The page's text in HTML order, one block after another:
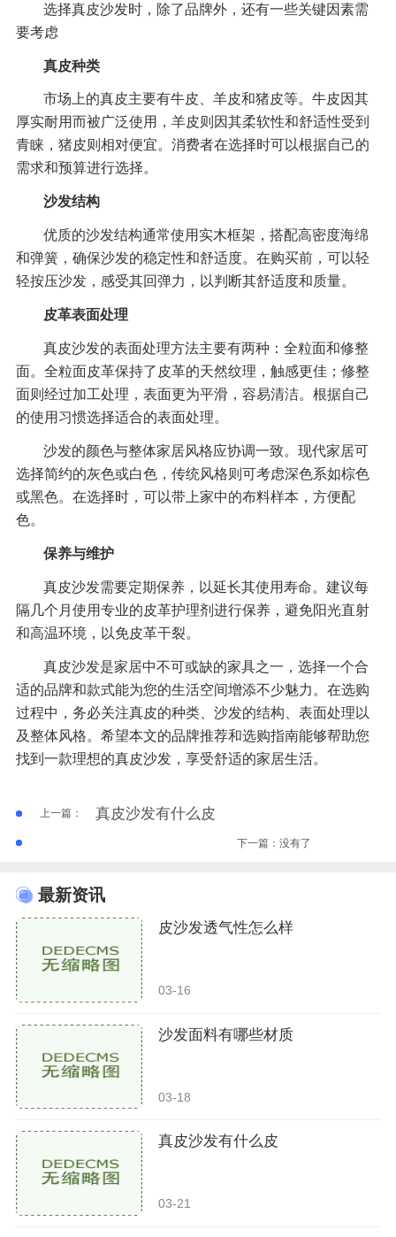
选择真皮沙发时，除了品牌外，还有一些关键因素需
要考虑
真皮种类
市场上的真皮主要有牛皮、羊皮和猪皮等。牛皮因其
厚实耐用而被广泛使用，羊皮则因其柔软性和舒适性受到
青睐，猪皮则相对便宜。消费者在选择时可以根据自己的
需求和预算进行选择。
沙发结构
优质的沙发结构通常使用实木框架，搭配高密度海绵
和弹簧，确保沙发的稳定性和舒适度。在购买前，可以轻
轻按压沙发，感受其回弹力，以判断其舒适度和质量。
皮革表面处理
真皮沙发的表面处理方法主要有两种：全粒面和修整
面。全粒面皮革保持了皮革的天然纹理，触感更佳；修整
面则经过加工处理，表面更为平滑，容易清洁。根据自己
的使用习惯选择适合的表面处理。
沙发的颜色与整体家居风格应协调一致。现代家居可
选择简约的灰色或白色，传统风格则可考虑深色系如棕色
或黑色。在选择时，可以带上家中的布料样本，方便配
色。
保养与维护
真皮沙发需要定期保养，以延长其使用寿命。建议每
隔几个月使用专业的皮革护理剂进行保养，避免阳光直射
和高温环境，以免皮革干裂。
真皮沙发是家居中不可或缺的家具之一，选择一个合
适的品牌和款式能为您的生活空间增添不少魅力。在选购
过程中，务必关注真皮的种类、沙发的结构、表面处理以
及整体风格。希望本文的品牌推荐和选购指南能够帮助您
找到一款理想的真皮沙发，享受舒适的家居生活。
上一篇： 真皮沙发有什么皮
下一篇：没有了
最新资讯
皮沙发透气性怎么样
03-16
沙发面料有哪些材质
03-18
真皮沙发有什么皮
03-21